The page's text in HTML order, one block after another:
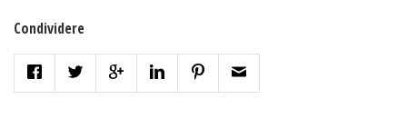
Condividere